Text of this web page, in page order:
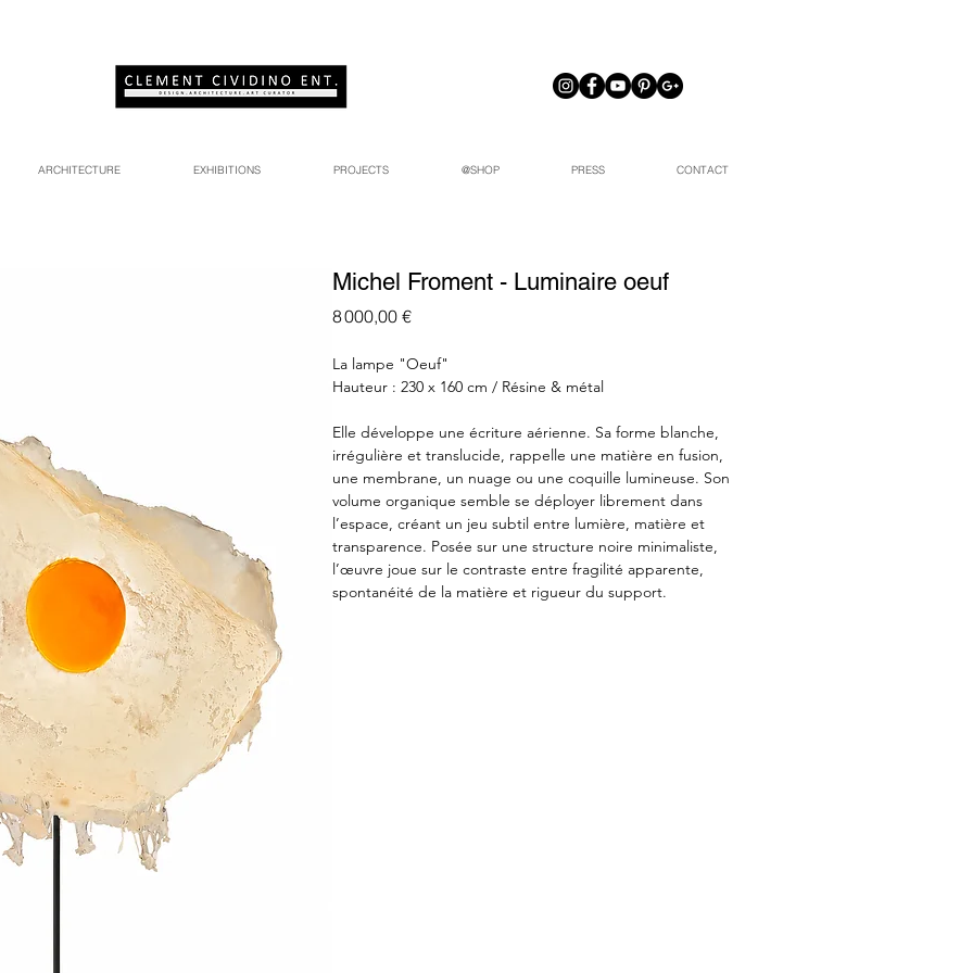
ARCHITECTURE EXHIBITIONS PROJECTS @SHOP PRESS CONTACT
Michel Froment - Luminaire oeuf
8 000,00 €Prix
La lampe "Oeuf"
Hauteur : 230 x 160 cm / Résine & métal
Elle développe une écriture aérienne. Sa forme blanche,
irrégulière et translucide, rappelle une matière en fusion,
une membrane, un nuage ou une coquille lumineuse. Son
volume organique semble se déployer librement dans
l’espace, créant un jeu subtil entre lumière, matière et
transparence. Posée sur une structure noire minimaliste,
l’œuvre joue sur le contraste entre fragilité apparente,
spontanéité de la matière et rigueur du support.